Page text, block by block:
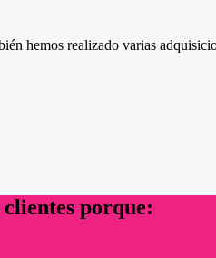
hemos realizado varias
clientes porque: